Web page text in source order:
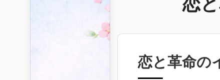
恋と革命の